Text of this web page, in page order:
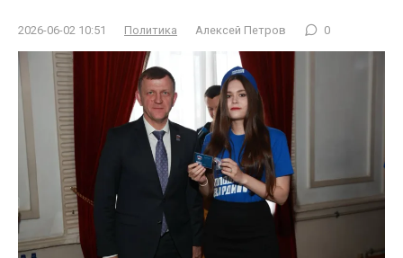
2026-06-02 10:51 Политика Алексей Петров 0